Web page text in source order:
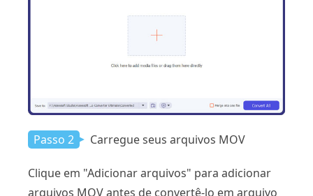
Passo 2 Carregue seus arquivos MOV
Clique em "Adicionar arquivos" para adicionar
arquivos MOV antes de convertê-lo em arquivo